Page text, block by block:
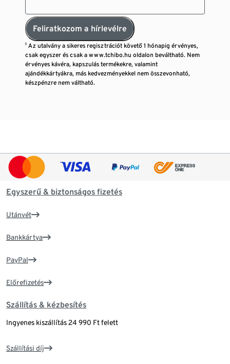
Feliratkozom a hírlevélre
¹ Az utalvány a sikeres regisztrációt követő 1 hónapig érvényes,
csak egyszer és csak a www.tchibo.hu oldalon beváltható. Nem
érvényes kávéra, kapszulás termékekre, valamint
ajándékkártyákra, más kedvezményekkel nem összevonható,
készpénzre nem váltható.
Egyszerű & biztonságos fizetés
Utánvét
Bankkártya
PayPal
Előrefizetés
Szállítás & kézbesítés
Ingyenes kiszállítás 24 990 Ft felett
Szállítási díj